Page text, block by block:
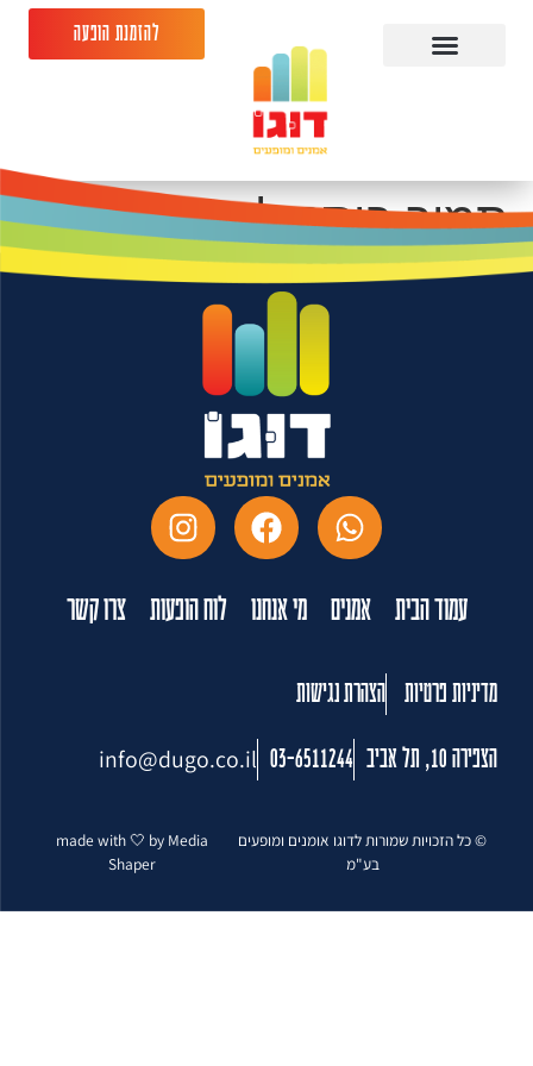
להזמנת הופעה
תמיר בוסקילה
23.06.26 פקטורי תל
עמוד הבית אמנים מי אנחנו לוח הופעות צרו קשר
מדיניות פרטיות הצהרת נגישות
הצפירה 10, תל אביב 03-6511244
info@dugo.co.il
© כל הזכויות שמורות לדוגו אומנים ומופעים
בע"מ
made with 🤍 by Media
Shaper